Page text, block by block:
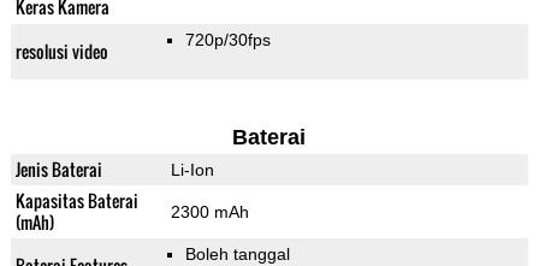
Keras Kamera
resolusi video 720p/30fps
Baterai
Jenis Baterai Li-Ion
Kapasitas Baterai
(mAh)
2300 mAh
Boleh tanggal